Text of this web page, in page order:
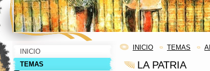
INICIO TEMAS
LA PATRIA
INICIO
TEMAS